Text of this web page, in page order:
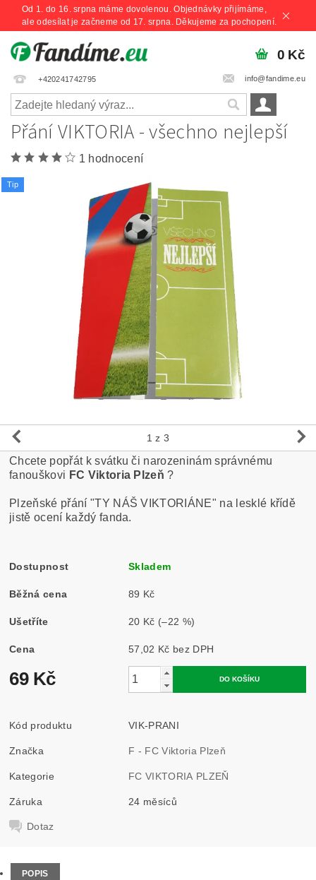
Od 1. do 16. srpna máme dovolenou. Objednávky přijímáme,
ale odesílat je začneme od 17. srpna. Děkujeme za pochopení.
+420241742795 info@fandime.eu
0 Kč
Přání VIKTORIA - všechno nejlepší
1 hodnocení
Tip
1 z 3
Chcete popřát k svátku či narozeninám správnému
fanouškovi FC Viktoria Plzeň?
Plzeňské přání "TY NÁŠ VIKTORIÁNE" na lesklé křídě
jistě ocení každý fanda.
Dostupnost Skladem
Běžná cena 89 Kč
Ušetříte 20 Kč (–22 %)
Cena 57,02 Kč bez DPH
69 Kč
Kód produktu VIK-PRANI
Značka F - FC Viktoria Plzeň
Kategorie FC VIKTORIA PLZEŇ
Záruka 24 měsíců
Dotaz
POPIS